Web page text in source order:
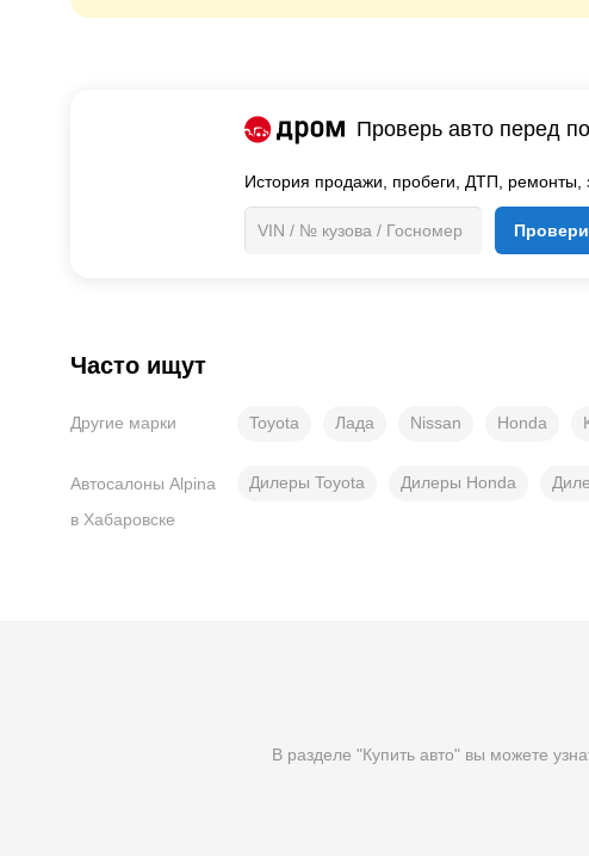
Проверь авто перед
История продажи, пробеги, ДТП, ремонты,
Часто ищут
Другие марки Toyota Лада Nissan Honda
Автосалоны Alpina
в Хабаровске
Дилеры Toyota Дилеры Honda
В разделе "Купить авто" вы можете